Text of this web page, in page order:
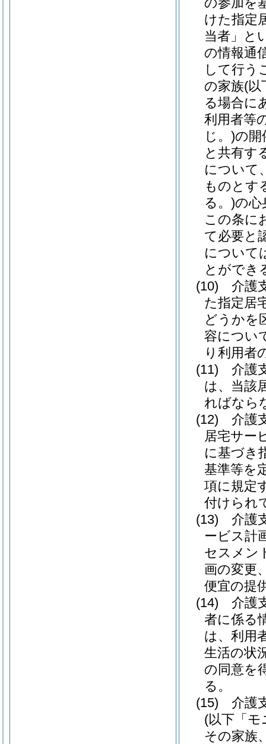
けた指定
当者」と
の情報通
して行う
の家族(以
る場合に
利用者等
じ。)の開
と共有す
について
ものとす
る。)の心
この条に
て必要と
について
とができ
(10)
介護
た指定居
どうかを
容につい
り利用者
(11)
介護
は、当該
ればなら
(12)
介護
居宅サー
に基づき
基準等を
項に規定
付けられ
(13)
介護
ービス計
セスメン
画の変更
便宜の提
(14)
介護
者に係る
は、利用
生活の状
の同意を
る。
(15)
介護
(以下「
その家族